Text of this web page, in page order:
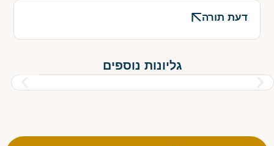
דעת תורה
גליונות נוספים